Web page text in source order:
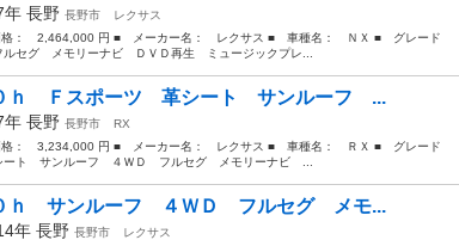
年 長野 長野市
レクサス
： 2,464,000 円 ■ メーカー名： レクサス ■ 車種名： ＮＸ ■ グレード
セグ メモリーナビ ＤＶＤ再生 ミュージックプレ...
０ｈ Ｆスポーツ 革シート サンルーフ ...
年 長野 長野市
RX
： 3,234,000 円 ■ メーカー名： レクサス ■ 車種名： ＲＸ ■ グレード
ト サンルーフ ４ＷＤ フルセグ メモリーナビ ...
０ｈ サンルーフ ４ＷＤ フルセグ メモ...
年 長野 長野市
レクサス